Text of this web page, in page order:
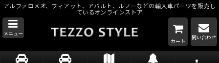
アルファロメオ、フィアット、アバルト、ルノーなどの輸入車パーツを販売し
ているオンラインストア
メニュー
カート
問い合わせ